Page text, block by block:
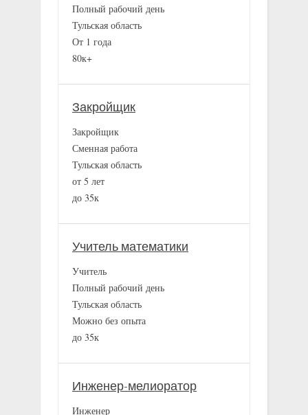
Полный рабочий день
Тульская область
От 1 года
80к+
Закройщик
Закройщик
Сменная работа
Тульская область
от 5 лет
до 35к
Учитель математики
Учитель
Полный рабочий день
Тульская область
Можно без опыта
до 35к
Инженер-мелиоратор
Инженер